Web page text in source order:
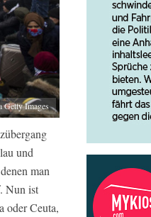
Images
und
man
Nun ist
oder Ceuta,